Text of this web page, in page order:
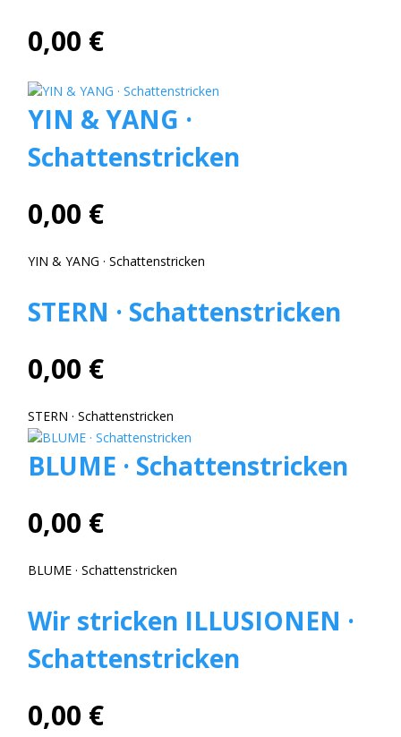
0,00 €
YIN & YANG ·
Schattenstricken
0,00 €
YIN & YANG · Schattenstricken
STERN · Schattenstricken
0,00 €
STERN · Schattenstricken
BLUME · Schattenstricken
0,00 €
BLUME · Schattenstricken
Wir stricken ILLUSIONEN ·
Schattenstricken
0,00 €